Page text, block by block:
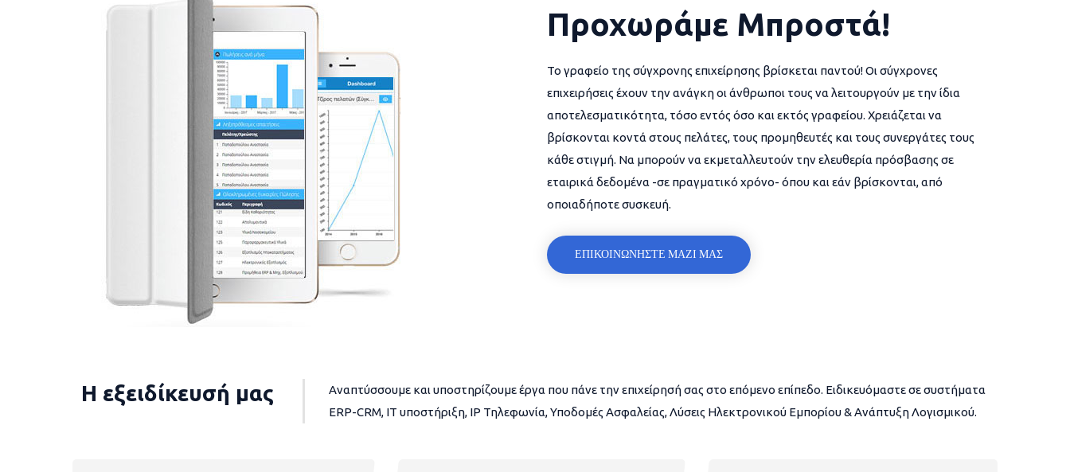
Προχωράμε Μπροστά!
Το γραφείο της σύγχρονης επιχείρησης βρίσκεται παντού! Οι σύγχρονες
επιχειρήσεις έχουν την ανάγκη οι άνθρωποι τους να λειτουργούν με την ίδια
αποτελεσματικότητα, τόσο εντός όσο και εκτός γραφείου. Χρειάζεται να
βρίσκονται κοντά στους πελάτες, τους προμηθευτές και τους συνεργάτες τους
κάθε στιγμή. Να μπορούν να εκμεταλλευτούν την ελευθερία πρόσβασης σε
εταιρικά δεδομένα -σε πραγματικό χρόνο- όπου και εάν βρίσκονται, από
οποιαδήποτε συσκευή.
ΕΠΙΚΟΙΝΩΝΗΣΤΕ ΜΑΖΙ ΜΑΣ
Η εξειδίκευσή μας
Αναπτύσσουμε και υποστηρίζουμε έργα που πάνε την επιχείρησή σας στο επόμενο επίπεδο. Ειδικευόμαστε σε συστήματα
ERP-CRM, IT υποστήριξη, IP Τηλεφωνία, Υποδομές Ασφαλείας, Λύσεις Ηλεκτρονικού Εμπορίου & Ανάπτυξη Λογισμικού.